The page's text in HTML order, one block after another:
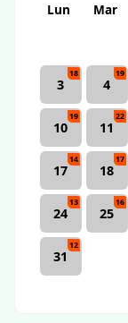
Lun Mar
3
18
4
19
10
19
11
22
17
14
18
17
24
13
25
16
31
12